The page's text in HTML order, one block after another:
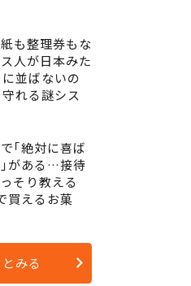
も整理券もな
人が日本みた
並ばないの
れる謎シス
｢絶対に喜ば
がある…接待
そり教える
買えるお菓
みる